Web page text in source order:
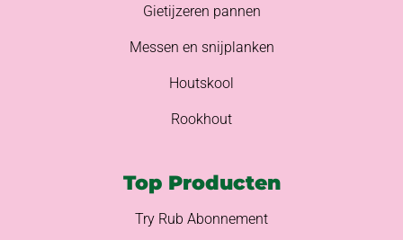
Gietijzeren pannen
Messen en snijplanken
Houtskool
Rookhout
Top Producten
Try Rub Abonnement